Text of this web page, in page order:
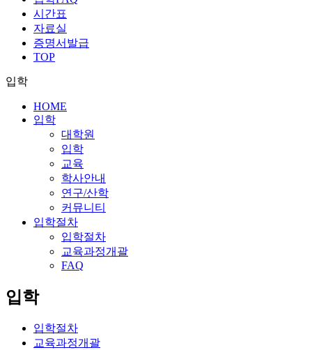
시간표
자료실
증명서발급
TOP
입학
HOME
입학
대학원
입학
교육
학사안내
연구/산학
커뮤니티
입학절차
입학절차
교육과정개괄
FAQ
입학
입학절차
교육과정개괄